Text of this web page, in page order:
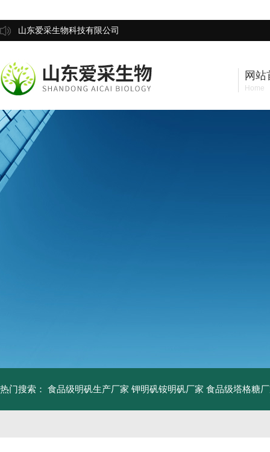
山东爱采生物科技有限公司
网站
Home
热门搜索： 食品级明矾生产厂家 钾明矾铵明矾厂家 食品级塔格糖